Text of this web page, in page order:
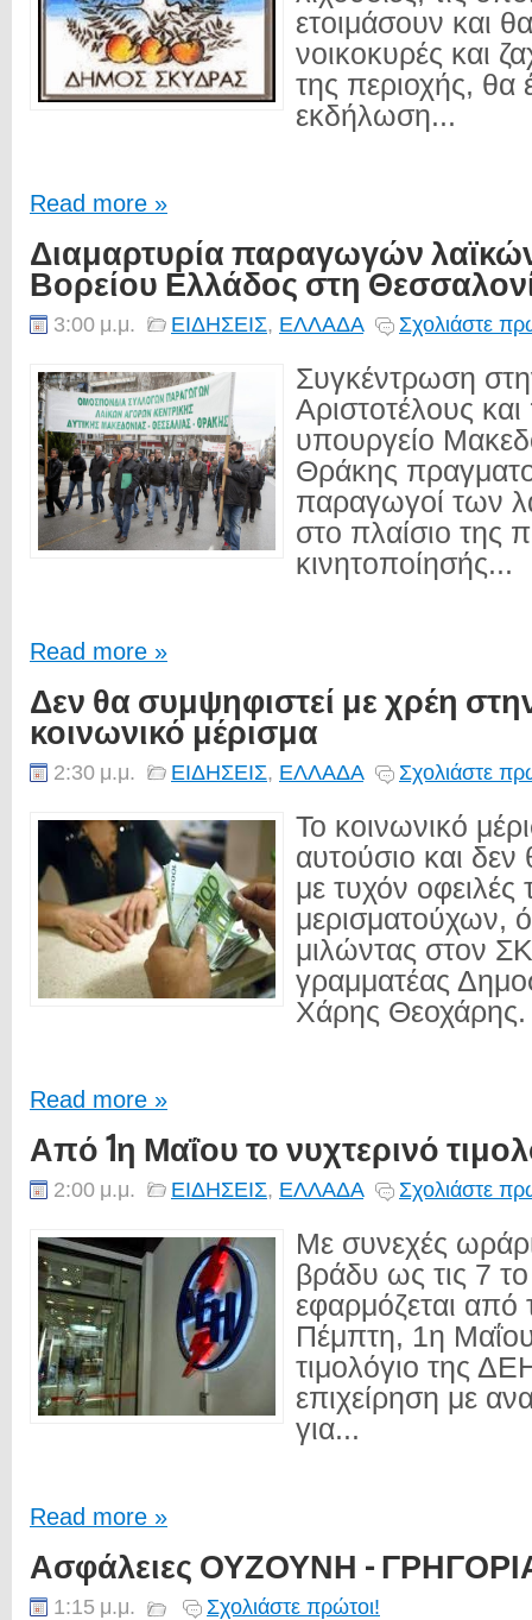
ετοιμάσουν και
νοικοκυρές και
της περιοχής, θα
εκδήλωση...
Read more »
Διαμαρτυρία παραγωγών
Βορείου Ελλάδος στη
3:00 μ.μ. ΕΙΔΗΣΕΙΣ, ΕΛΛΑΔΑ Σχολιάστε
Συγκέντρωση
Αριστοτέλους
υπουργείο
Θράκης
παραγωγοί των
στο πλαίσιο της
κινητοποίησής...
Read more »
Δεν θα συμψηφιστεί με χρέη
κοινωνικό μέρισμα
2:30 μ.μ. ΕΙΔΗΣΕΙΣ, ΕΛΛΑΔΑ Σχολιάστε
Το κοινωνικό
αυτούσιο και
με τυχόν οφειλές
μερισματούχων,
μιλώντας στον
γραμματέας
Χάρης
Read more »
Από 1η Μαΐου το νυχτερινό
2:00 μ.μ. ΕΙΔΗΣΕΙΣ, ΕΛΛΑΔΑ Σχολιάστε
Με συνεχές
βράδυ ως τις 7
εφαρμόζεται
Πέμπτη, 1η
τιμολόγιο της
επιχείρηση με
για...
Read more »
Ασφάλειες ΟΥΖΟΥΝΗ -
1:15 μ.μ. Σχολιάστε πρώτοι!